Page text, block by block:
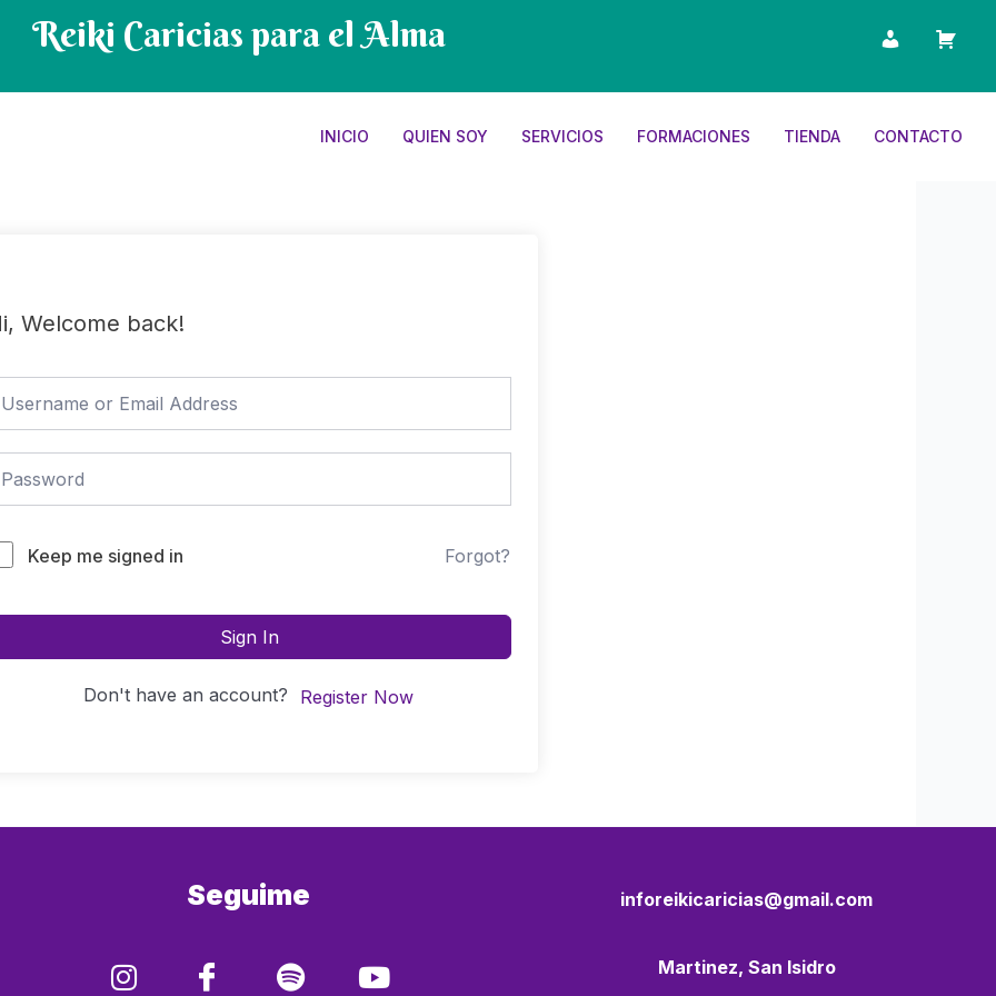
Reiki Caricias para el Alma
INICIO QUIEN SOY SERVICIOS FORMACIONES TIENDA CONTACTO
Welcome back!
Keep me signed in Forgot?
Sign In
Don't have an account? Register Now
Seguime inforeikicaricias@gmail.com
Martinez, San Isidro